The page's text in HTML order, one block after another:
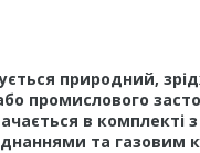
природний,
промислового
в комплекті
та газовим